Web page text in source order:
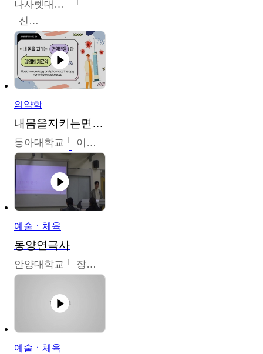
나사렛대학교
신미경
의약학
내몸을지키는면역반응과감염병치료약
동아대학교 이상민
예술ㆍ체육
동양연극사
안양대학교 장영수
예술ㆍ체육